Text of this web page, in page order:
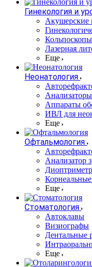
Гинекология и
Акушерские
Кольпоскопы
Лазерная
Еще
Неонатология
Анализаторы
Аппараты
ИВЛ для
Еще
Офтальмология
Анализатор
Еще
Стоматология
Автоклавы
Визиографы
Дентальные
Еще